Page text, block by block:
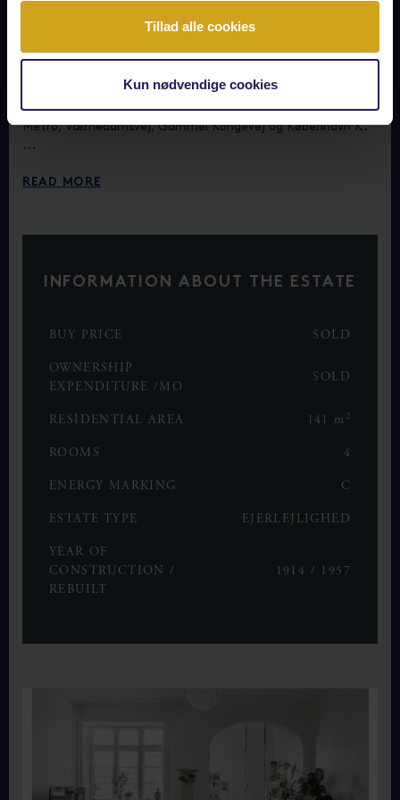
Tillad alle cookies
Kun nødvendige cookies
Frederiksberg og forener på en levende og interessant måde
ældre arkitektoniske perler med tidligere erhvervsbyggeri,
forskellighed, der gør denne del af Frederiksberg til noget
helt særligt - og så kun få hunderede meter fra Søerne,
Metro, Værnedamsvej, Gammel Kongevej og København K.
...
READ MORE
INFORMATION ABOUT THE ESTATE
BUY PRICE SOLD
OWNERSHIP
EXPENDITURE /MO
SOLD
RESIDENTIAL AREA 141 m 2
ROOMS 4
ENERGY MARKING C
ESTATE TYPE EJERLEJLIGHED
YEAR OF
CONSTRUCTION /
REBUILT
1914 / 1957